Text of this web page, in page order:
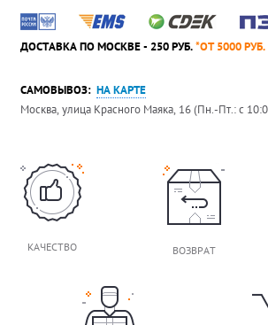
ДОСТАВКА ПО МОСКВЕ - 250 РУБ.*ОТ 5000
САМОВЫВОЗ: НА КАРТЕ
Москва, улица Красного Маяка, 16 (Пн.-Пт.: с
КАЧЕСТВО ВОЗВРАТ